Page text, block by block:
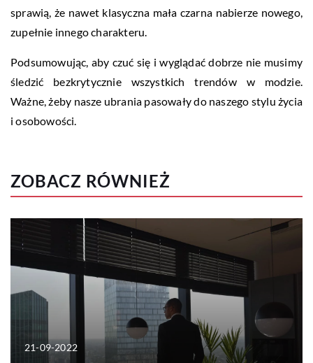
sprawią, że nawet klasyczna mała czarna nabierze nowego,
zupełnie innego charakteru.
Podsumowując, aby czuć się i wyglądać dobrze nie musimy
śledzić bezkrytycznie wszystkich trendów w modzie.
Ważne, żeby nasze ubrania pasowały do naszego stylu życia
i osobowości.
ZOBACZ RÓWNIEŻ
21-09-2022